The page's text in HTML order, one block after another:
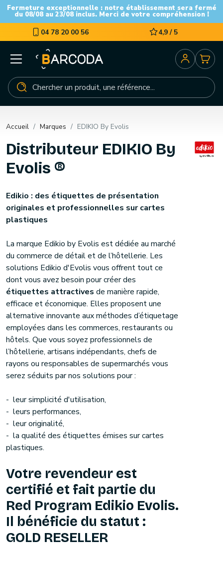
Fermeture exceptionnelle : notre établissement sera fermé
du 08/08 au 23/08 inclus. Merci de votre compréhension !
04 78 20 00 56 4,9 / 5
Accueil Marques EDIKIO By Evolis
Distributeur EDIKIO By
Evolis ®
Edikio : des étiquettes de présentation
originales et professionnelles sur cartes
plastiques
La marque Edikio by Evolis est dédiée au marché
du commerce de détail et de l’hôtellerie. Les
solutions Edikio d'Evolis vous offrent tout ce
dont vous avez besoin pour créer des
étiquettes attractives de manière rapide,
efficace et économique. Elles proposent une
alternative innovante aux méthodes d’étiquetage
employées dans les commerces, restaurants ou
hôtels. Que vous soyez professionnels de
l’hôtellerie, artisans indépendants, chefs de
rayons ou responsables de supermarchés vous
serez séduits par nos solutions pour :
- leur simplicité d'utilisation,
- leurs performances,
- leur originalité,
- la qualité des étiquettes émises sur cartes
plastiques.
Votre revendeur est
certifié et fait partie du
Red Program Edikio Evolis.
Il bénéficie du statut :
GOLD RESELLER